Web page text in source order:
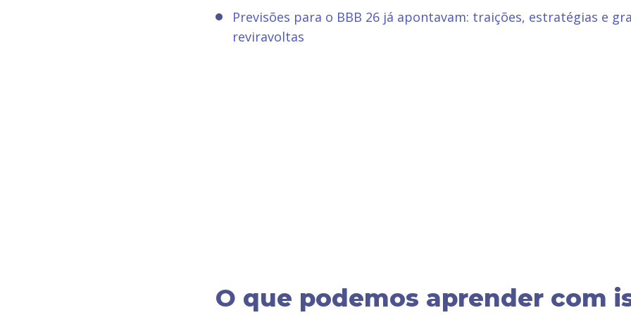
Previsões para o BBB 26 já apontavam: traições, estratégias e
reviravoltas
O que podemos aprender com